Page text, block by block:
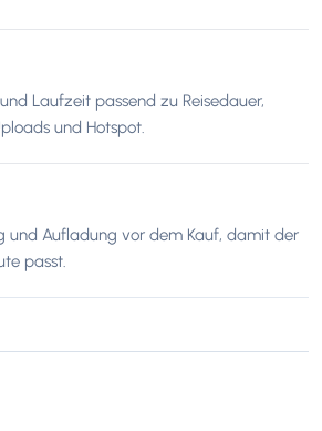
Laufzeit passend zu Reisedauer,
und Hotspot.
und Aufladung vor dem Kauf, damit der
passt.